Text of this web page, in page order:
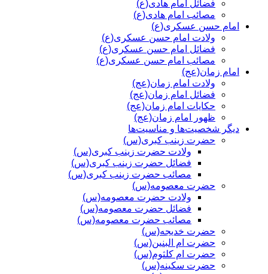
فضائل امام هادی(ع)
مصائب امام هادی(ع)
امام حسن عسکری(ع)
ولادت امام حسن عسکری(ع)
فضائل امام حسن عسکری(ع)
مصائب امام حسن عسکری(ع)
امام زمان(عج)
ولادت امام زمان(عج)
فضائل امام زمان(عج)
حکایات امام زمان(عج)
ظهور امام زمان(عج)
دیگر شخصیت‌ها و مناسیت‌ها
حضرت زینب کبری(س)
ولادت حضرت زینب کبری(س)
فضائل حضرت زینب کبری(س)
مصائب حضرت زینب کبری(س)
حضرت معصومه(س)
ولادت حضرت معصومه(س)
فضائل حضرت معصومه(س)
مصائب حضرت معصومه(س)
حضرت خدیجه(س)
حضرت ام البنین(س)
حضرت ام کلثوم(س)
حضرت سکینه(س)